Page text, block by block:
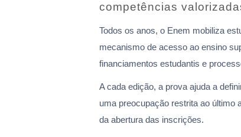
competências
Todos os anos, o Enem mobiliza
mecanismo de acesso ao ensino
financiamentos estudantis e
A cada edição, a prova ajuda a
uma preocupação restrita ao último
da abertura das inscrições.